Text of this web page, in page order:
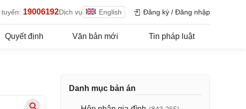
19006192Dịch vụ English Đăng ký / Đăng nhập
Quyết định Văn bản mới Tin pháp luật
Danh mục bản án